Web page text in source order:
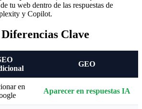
tu web dentro de las respuestas de
y Copilot.
Clave
GEO
en
Aparecer en respuestas IA